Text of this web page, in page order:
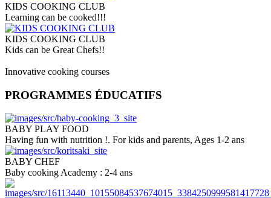
KIDS COOKING CLUB
Learning can be cooked!!!
KIDS COOKING CLUB
Kids can be Great Chefs!!
Innovative cooking courses
PROGRAMMES ÉDUCATIFS
BABY PLAY FOOD
Having fun with nutrition !. For kids and parents, Ages 1-2 ans
BABY CHEF
Baby cooking Academy : 2-4 ans